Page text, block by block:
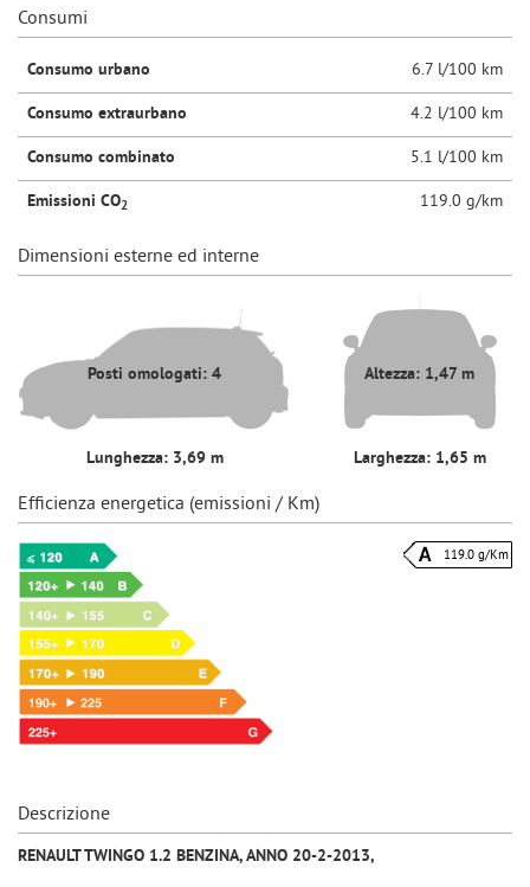
Consumi
Consumo urbano 6.7 l/100 km
Consumo extraurbano 4.2 l/100 km
Consumo combinato 5.1 l/100 km
Emissioni CO2 119.0 g/km
Dimensioni esterne ed interne
Posti omologati: 4
Lunghezza: 3,69 m
Altezza: 1,47 m
Larghezza: 1,65 m
Efficienza energetica (emissioni / Km)
119.0 g/Km
Descrizione
RENAULT TWINGO 1.2 BENZINA, ANNO 20-2-2013,